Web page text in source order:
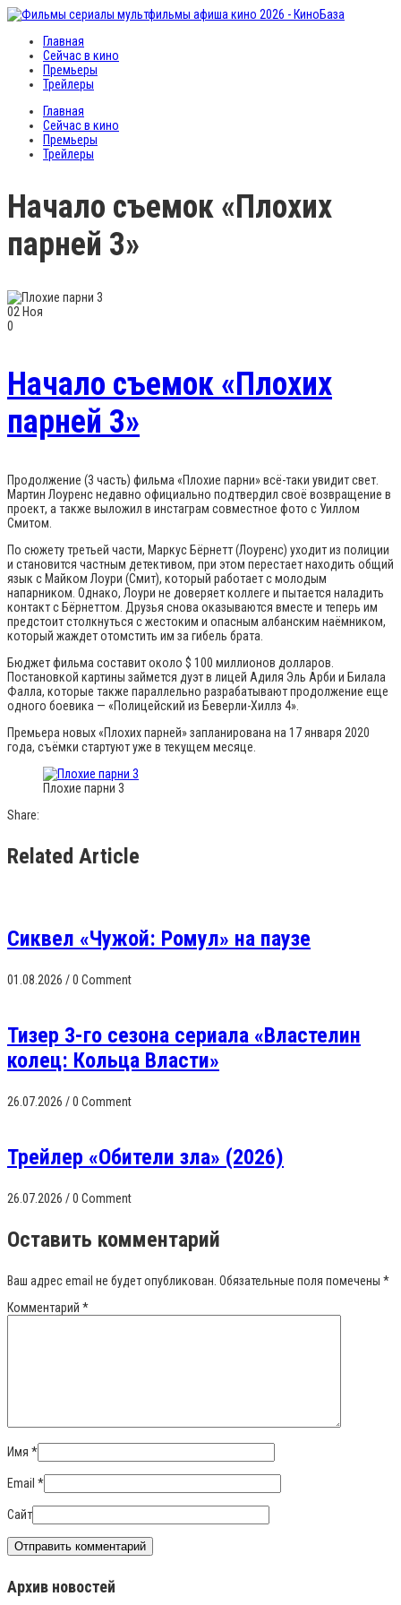
Главная
Сейчас в кино
Премьеры
Трейлеры
Главная
Сейчас в кино
Премьеры
Трейлеры
Начало съемок «Плохих
парней 3»
02 Ноя
0
Начало съемок «Плохих
парней 3»
Продолжение (3 часть) фильма «Плохие парни» всё-таки увидит свет.
Мартин Лоуренс недавно официально подтвердил своё возвращение в
проект, а также выложил в инстаграм совместное фото с Уиллом
Смитом.
По сюжету третьей части, Маркус Бёрнетт (Лоуренс) уходит из полиции
и становится частным детективом, при этом перестает находить общий
язык с Майком Лоури (Смит), который работает с молодым
напарником. Однако, Лоури не доверяет коллеге и пытается наладить
контакт с Бёрнеттом. Друзья снова оказываются вместе и теперь им
предстоит столкнуться с жестоким и опасным албанским наёмником,
который жаждет отомстить им за гибель брата.
Бюджет фильма составит около $ 100 миллионов долларов.
Постановкой картины займется дуэт в лицей Адиля Эль Арби и Билала
Фалла, которые также параллельно разрабатывают продолжение еще
одного боевика — «Полицейский из Беверли-Хиллз 4».
Премьера новых «Плохих парней» запланирована на 17 января 2020
года, съёмки стартуют уже в текущем месяце.
Плохие парни 3
Share:
Related Article
Сиквел «Чужой: Ромул» на паузе
01.08.2026 /0 Comment
Тизер 3-го сезона сериала «Властелин
колец: Кольца Власти»
26.07.2026 /0 Comment
Трейлер «Обители зла» (2026)
26.07.2026 /0 Comment
Оставить комментарий
Ваш адрес email не будет опубликован. Обязательные поля помечены *
Комментарий *
Имя *
Email *
Сайт
Архив новостей